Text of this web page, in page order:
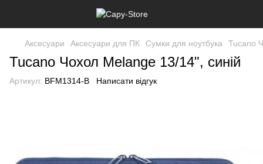
Аксесуари Аксесуари для ПК Сумки для ноутбука Tucano
Tucano Чохол Melange 13/14", синій
Артикул: BFM1314-B Написати відгук